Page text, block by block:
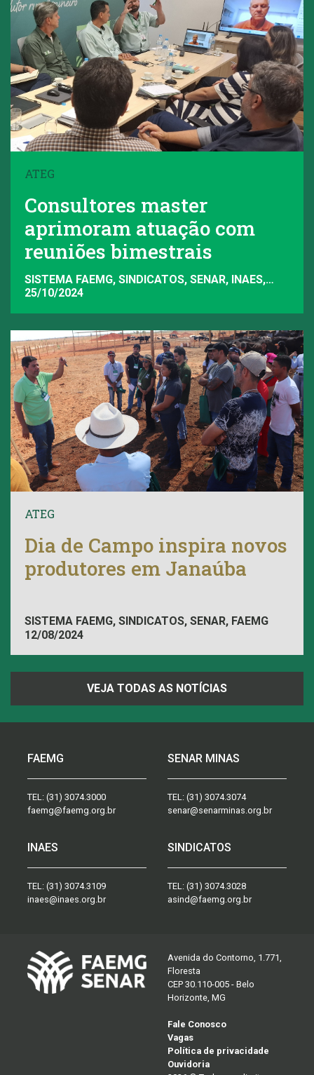
ATEG
Consultores master
aprimoram atuação com
reuniões bimestrais
SISTEMA FAEMG, SINDICATOS, SENAR, INAES,
FAEMG
25/10/2024
ATEG
Dia de Campo inspira novos
produtores em Janaúba
SISTEMA FAEMG, SINDICATOS, SENAR, FAEMG
12/08/2024
VEJA TODAS AS NOTÍCIAS
FAEMG
TEL: (31) 3074.3000
faemg@faemg.org.br
SENAR MINAS
TEL: (31) 3074.3074
senar@senarminas.org.br
INAES
TEL: (31) 3074.3109
inaes@inaes.org.br
SINDICATOS
TEL: (31) 3074.3028
asind@faemg.org.br
Avenida do Contorno, 1.771,
Floresta
CEP 30.110-005 - Belo
Horizonte, MG
Fale Conosco
Vagas
Política de privacidade
Ouvidoria